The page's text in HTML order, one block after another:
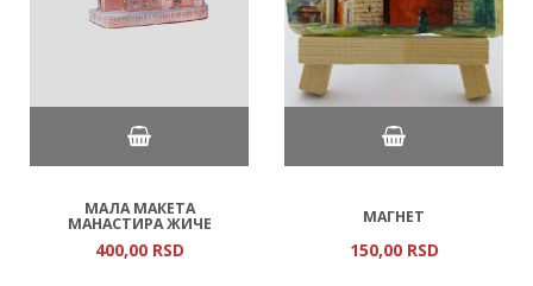
МАЛА МАКЕТА
МАНАСТИРА ЖИЧЕ
400,00 RSD
МАГНЕТ
150,00 RSD